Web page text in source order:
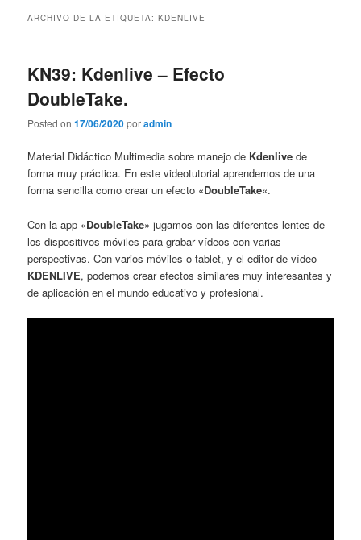
ARCHIVO DE LA ETIQUETA:KDENLIVE
KN39: Kdenlive – Efecto
DoubleTake.
Posted on17/06/2020poradmin
Material Didáctico Multimedia sobre manejo de Kdenlive de
forma muy práctica. En este videotutorial aprendemos de una
forma sencilla como crear un efecto «DoubleTake«.
Con la app «DoubleTake» jugamos con las diferentes lentes de
los dispositivos móviles para grabar vídeos con varias
perspectivas. Con varios móviles o tablet, y el editor de vídeo
KDENLIVE, podemos crear efectos similares muy interesantes y
de aplicación en el mundo educativo y profesional.